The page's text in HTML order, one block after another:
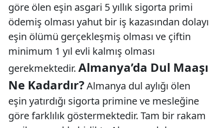
göre ölen eşin asgari 5 yıllık sigorta primi
ödemiş olması yahut bir iş kazasından dolayı
eşin ölümü gerçekleşmiş olması ve çiftin
minimum 1 yıl evli kalmış olması
gerekmektedir. Almanya’da Dul Maaşı
Ne Kadardır?Almanya dul aylığı ölen
eşin yatırdığı sigorta primine ve mesleğine
göre farklılık göstermektedir. Tam bir rakam